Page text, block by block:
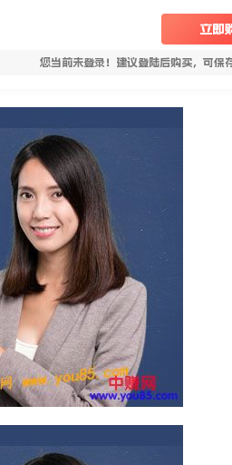
立即
您当前未登录！建议登陆后购买，可保